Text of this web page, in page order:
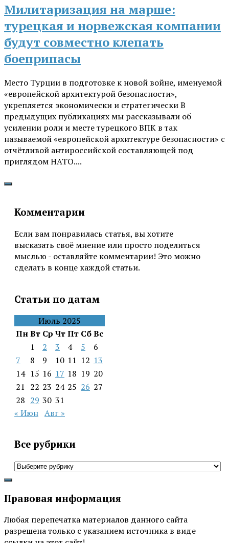
Милитаризация на марше:
турецкая и норвежская компании
будут совместно клепать
боеприпасы
Место Турции в подготовке к новой войне, именуемой
«европейской архитектурой безопасности»,
укрепляется экономически и стратегически В
предыдущих публикациях мы рассказывали об
усилении роли и месте турецкого ВПК в так
называемой «европейской архитектуре безопасности» с
отчётливой антироссийской составляющей под
приглядом НАТО....
Комментарии
Если вам понравилась статья, вы хотите
высказать своё мнение или просто поделиться
мыслью - оставляйте комментарии! Это можно
сделать в конце каждой статьи.
Статьи по датам
Июль 2025
ПнВт Ср ЧтПт СбВс
1
2 3 4 5
6
7
8 9 10 11 12 13
14 15 16 17 18 19 20
21 22 23 24 25 26 27
28 29 30 31
« Июн Авг »
Все рубрики
Все
Правовая информация
Любая перепечатка материалов данного сайта
разрешена только с указанием источника в виде